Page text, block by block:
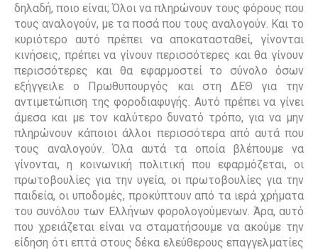
δηλαδή, ποιο είναι; Όλοι να πληρώνουν τους φόρους που
τους αναλογούν, με τα ποσά που τους αναλογούν. Και το
κυριότερο αυτό πρέπει να αποκατασταθεί, γίνονται
κινήσεις, πρέπει να γίνουν περισσότερες και θα γίνουν
περισσότερες και θα εφαρμοστεί το σύνολο όσων
εξήγγειλε ο Πρωθυπουργός και στη ΔΕΘ για την
αντιμετώπιση της φοροδιαφυγής. Αυτό πρέπει να γίνει
άμεσα και με τον καλύτερο δυνατό τρόπο, για να μην
πληρώνουν κάποιοι άλλοι περισσότερα από αυτά που
τους αναλογούν. Όλα αυτά τα οποία βλέπουμε να
γίνονται, η κοινωνική πολιτική που εφαρμόζεται, οι
πρωτοβουλίες για την υγεία, οι πρωτοβουλίες για την
παιδεία, οι υποδομές, προκύπτουν από τα ιερά χρήματα
του συνόλου των Ελλήνων φορολογούμενων. Άρα, αυτό
που χρειάζεται είναι να σταματήσουμε να ακούμε την
είδηση ότι επτά στους δέκα ελεύθερους επαγγελματίες